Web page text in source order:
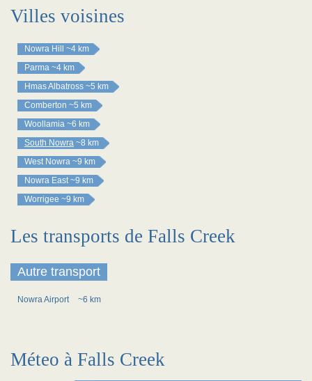
Villes voisines
Nowra Hill
~4 km
Parma ~4 km
Hmas Albatross ~5 km
Comberton ~5 km
Woollamia ~6 km
South Nowra ~8 km
West Nowra ~9 km
Nowra East ~9 km
Worrigee ~9 km
Les transports de Falls Creek
Autre transport
Nowra Airport ~6 km
Méteo à Falls Creek